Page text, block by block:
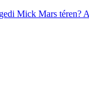
Mick Mars